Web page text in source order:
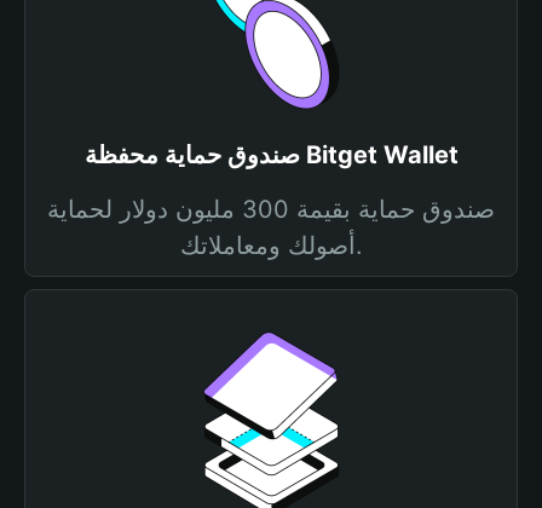
صندوق حماية محفظة Bitget Wallet
صندوق حماية بقيمة 300 مليون دولار لحماية
أصولك ومعاملاتك.